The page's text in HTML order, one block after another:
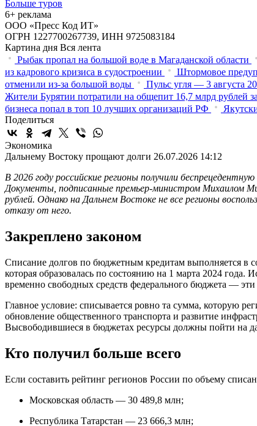
Больше туров
6+ реклама
ООО «Пресс Код ИТ»
ОГРН 1227700267739, ИНН 9725083184
Картина дня Вся лента
Рыбак пропал на большой воде в Магаданской области
из кадрового кризиса в судостроении
Штормовое
отменили из-за большой воды
Пульс угля — 3 августа
Жители Бурятии потратили на общепит 16,7 млрд рублей
бизнеса попал в топ 10 лучших организаций РФ
Поделиться
Экономика
Дальнему Востоку прощают долги 26.07.2026 14:12
В 2026 году российские регионы получили
Документы, подписанные премьер-министром Михаилом
рублей. Однако на Дальнем Востоке не все регионы
отказу от него.
Закреплено законом
Списание долгов по бюджетным кредитам выполняется в
которая образовалась по состоянию на 1 марта 2024
временно свободных средств федерального бюджета —
Главное условие: списывается ровно та сумма, которую
обновление общественного транспорта и развитие
Высвободившиеся в бюджетах ресурсы должны пойти на
Кто получил больше всего
Если составить рейтинг регионов России по объему
Московская область — 30 489,8 млн;
Республика Татарстан — 23 666,3 млн;